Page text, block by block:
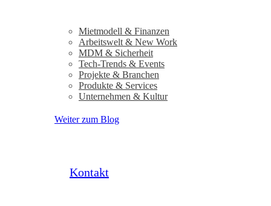
Mietmodell & Finanzen
Arbeitswelt & New Work
MDM & Sicherheit
Tech-Trends & Events
Projekte & Branchen
Produkte & Services
Unternehmen & Kultur
Weiter zum Blog
Kontakt